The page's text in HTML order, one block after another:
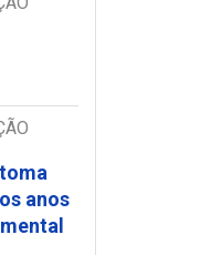
anos